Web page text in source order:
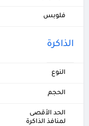
فلوبس
الذاكرة
النوع
الحجم
الحد الأقصى
لمنافذ الذاكرة